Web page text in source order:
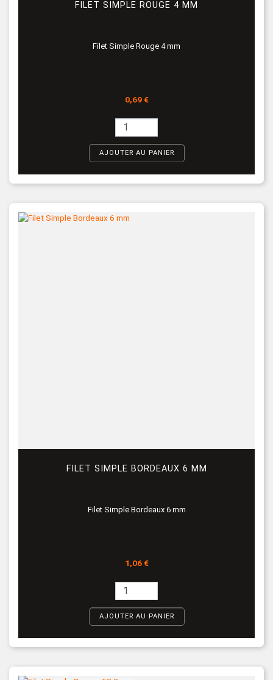
FILET SIMPLE ROUGE 4 MM
Filet Simple Rouge 4 mm
Prix
0,69 €
AJOUTER AU PANIER
FILET SIMPLE BORDEAUX 6 MM
Filet Simple Bordeaux 6 mm
Prix
1,06 €
AJOUTER AU PANIER